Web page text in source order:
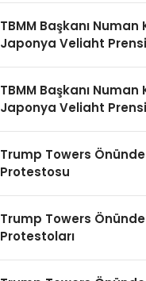
TBMM Başkanı
Japonya Veliaht
TBMM Başkanı
Japonya Veliaht
Trump Towers
Protestosu
Trump Towers
Protestoları